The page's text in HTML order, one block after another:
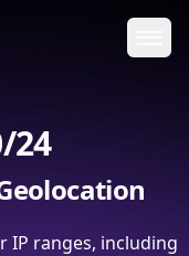
24
IP ranges, including